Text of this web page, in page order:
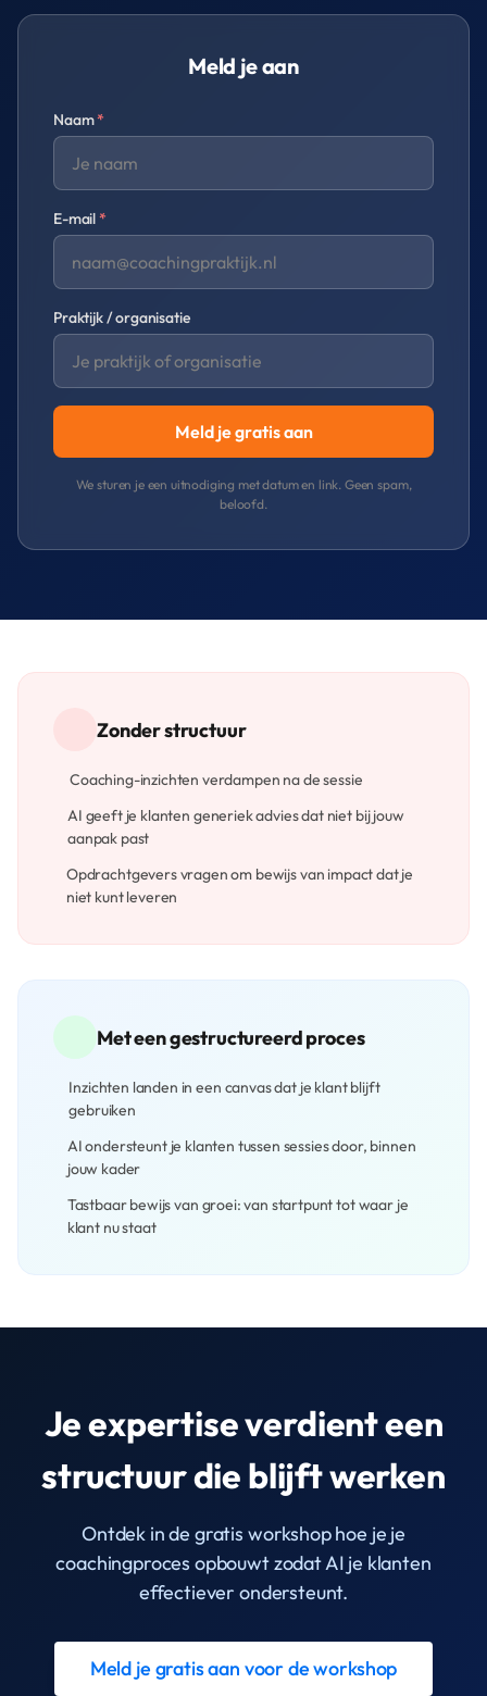
Meld je aan
Naam*
E-mail*
Praktijk / organisatie
Meld je gratis aan
We sturen je een uitnodiging met datum en link. Geen spam,
beloofd.
Zonder structuur
Coaching-inzichten verdampen na de sessie
AI geeft je klanten generiek advies dat niet bij jouw
aanpak past
Opdrachtgevers vragen om bewijs van impact dat je
niet kunt leveren
Met een gestructureerd proces
Inzichten landen in een canvas dat je klant blijft
gebruiken
AI ondersteunt je klanten tussen sessies door, binnen
jouw kader
Tastbaar bewijs van groei: van startpunt tot waar je
klant nu staat
Je expertise verdient een
structuur die blijft werken
Ontdek in de gratis workshop hoe je je
coachingproces opbouwt zodat AI je klanten
effectiever ondersteunt.
Meld je gratis aan voor de workshop